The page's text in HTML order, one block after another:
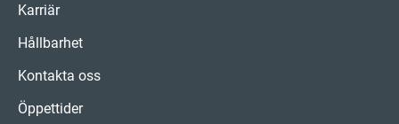
Karriär
Hållbarhet
Kontakta oss
Öppettider